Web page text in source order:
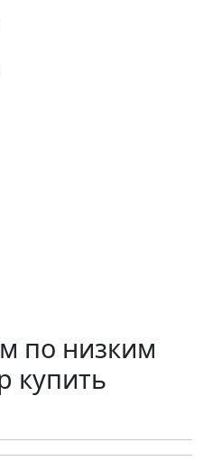
по низким
купить